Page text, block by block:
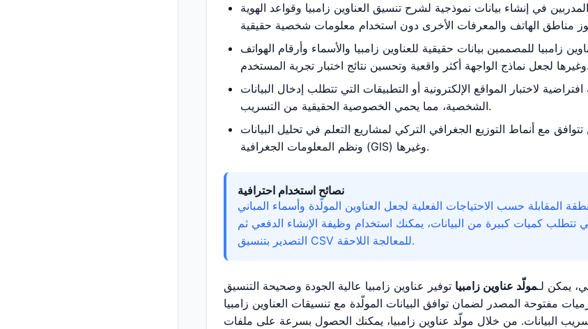
في إنشاء بيانات نموذجية لشرح تنسيق العناوين زامبيا وقواعد الهوية
زامبيا للمصممين بيانات حقيقية للعناوين زامبيا والأسماء وأرقام الهواتف
وغيرها لجعل نماذج الواجهة أكثر واقعية وتحسين نتائج اختبار تجربة المستخدم.
لاختبار المواقع الإلكترونية أو التطبيقات التي تتطلب إدخال البيانات
الشخصية، مما يحمي الخصوصية الحقيقية من التسريب.
مع أنماط التوزيع الجغرافي التركي لمشاريع التعلم في تحليل البيانات
ونظم المعلومات الجغرافية (GIS) وغيرها.
نصائح استخدام احترافية
المقابلة حسب الاحتياجات الفعلية لجعل العناوين المولّدة وأسماء المباني
تتطلب كميات كبيرة من البيانات، يمكنك استخدام وظيفة الإنشاء الدفعي ثم
التصدير بتنسيق CSV للمعالجة اللاحقة.
يمكن لـمولّد عناوين زامبيا توفير عناوين زامبيا عالية الجودة وصحيحة التنسيق
مفتوحة المصدر لضمان توافق البيانات المولّدة مع تنسيقات العناوين زامبيا
البيانات. من خلال مولّد عناوين زامبيا، يمكنك الحصول بسرعة على ملفات